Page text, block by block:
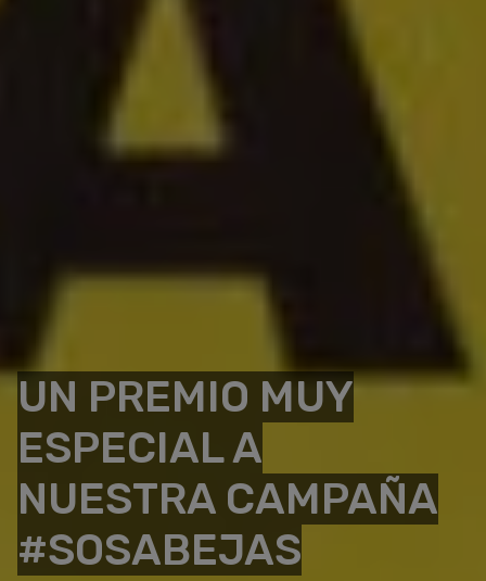
UN PREMIO MUY
ESPECIAL A
NUESTRA CAMPAÑA
#SOSABEJAS